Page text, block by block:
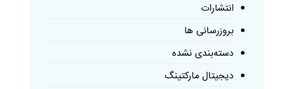
انتشارات
بروزرسانی ها
دسته‌بندی نشده
دیجیتال مارکتینگ